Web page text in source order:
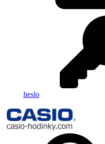
heslo